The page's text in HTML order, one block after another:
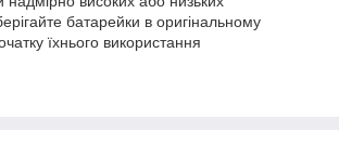
батарейки в оригінальному
їхнього використання